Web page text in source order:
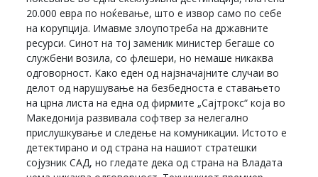
20.000 евра по ноќевање, што е извор само по себе
на корупција. Имавме злоупотреба на државните
ресурси. Синот на тој заменик министер бегаше со
службени возила, со флешери, но немаше никаква
одговорност. Како еден од најзначајните случаи во
делот од нарушување на безбедноста е ставањето
на црна листа на една од фирмите „Сајтрокс“ која во
Македонија развивала софтвер за нелегално
прислушкување и следење на комуникации. Истото е
детектирано и од страна на нашиот стратешки
сојузник САД, но гледате дека од страна на Владата